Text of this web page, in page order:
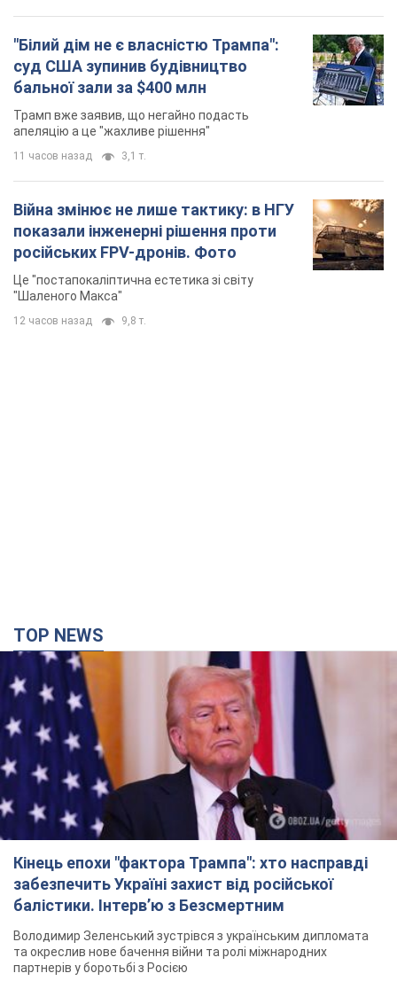
"Білий дім не є власністю Трампа":
суд США зупинив будівництво
бальної зали за $400 млн
Трамп вже заявив, що негайно подасть
апеляцію а це "жахливе рішення"
11 часов назад 3,1 т.
Війна змінює не лише тактику: в НГУ
показали інженерні рішення проти
російських FPV-дронів. Фото
Це "постапокаліптична естетика зі світу
"Шаленого Макса"
12 часов назад 9,8 т.
TOP NEWS
Кінець епохи "фактора Трампа": хто насправді
забезпечить Україні захист від російської
балістики. Інтерв’ю з Безсмертним
Володимир Зеленський зустрівся з українським дипломата
та окреслив нове бачення війни та ролі міжнародних
партнерів у боротьбі з Росією